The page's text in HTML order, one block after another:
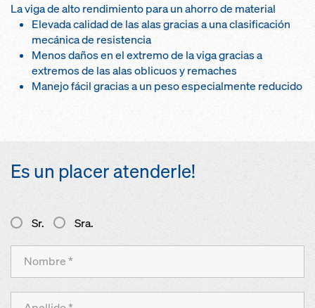
La viga de alto rendimiento para un ahorro de material
Elevada calidad de las alas gracias a una clasificación
mecánica de resistencia
Menos daños en el extremo de la viga gracias a
extremos de las alas oblicuos y remaches
Manejo fácil gracias a un peso especialmente reducido
Es un placer atenderle!
Sr. Sra.